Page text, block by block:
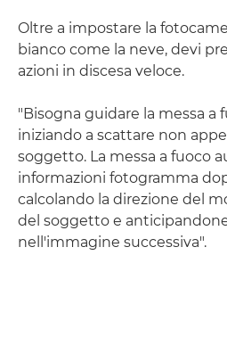
Oltre a impostare la
bianco come la neve, devi
azioni in discesa veloce.
"Bisogna guidare la messa a
iniziando a scattare non
soggetto. La messa a fuoco
informazioni fotogramma
calcolando la direzione del
del soggetto e
nell'immagine successiva".